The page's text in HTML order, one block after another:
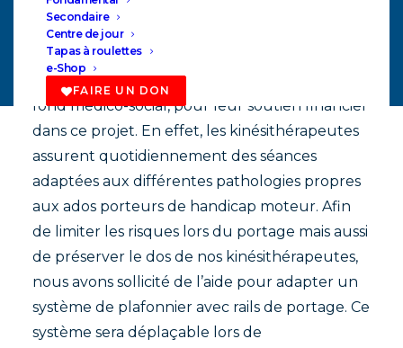
Secondaire
Centre de jour
Tapas à roulettes
e-Shop
FAIRE UN DON
Fin 2018, l’école secondaire a pu bénéficier de
l’installation de rails de portage dans la salle de
kinésithérapie. Nous remercions « ICB », un
fond médico-social, pour leur soutien financier
dans ce projet. En effet, les kinésithérapeutes
assurent quotidiennement des séances
adaptées aux différentes pathologies propres
aux ados porteurs de handicap moteur. Afin
de limiter les risques lors du portage mais aussi
de préserver le dos de nos kinésithérapeutes,
nous avons sollicité de l’aide pour adapter un
système de plafonnier avec rails de portage. Ce
système sera déplaçable lors de